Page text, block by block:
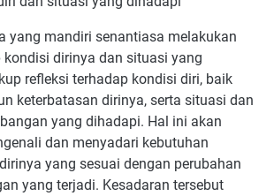
yang mandiri senantiasa melakukan
kondisi dirinya dan situasi yang
refleksi terhadap kondisi diri, baik
keterbatasan dirinya, serta situasi dan
yang dihadapi. Hal ini akan
dan menyadari kebutuhan
yang sesuai dengan perubahan
yang terjadi. Kesadaran tersebut